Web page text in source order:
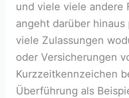
und viele viele andere
angeht darüber
viele Zulassungen
oder Versicherungen
Kurzzeitkennzeichen
Überführung als